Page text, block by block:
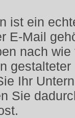
ist ein
E-Mail
nach
Ihr
Sie